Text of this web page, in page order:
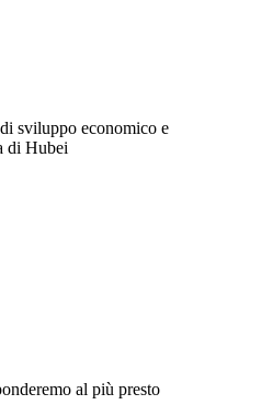
sviluppo economico e
di Hubei
al più presto